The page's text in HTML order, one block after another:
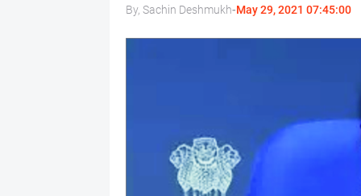
By, Sachin Deshmukh-May 29, 2021 07:45:00